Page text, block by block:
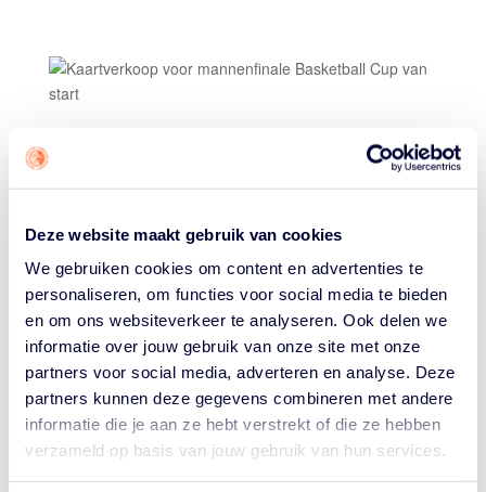
Deze website maakt gebruik van cookies
We gebruiken cookies om content en advertenties te
personaliseren, om functies voor social media te bieden
en om ons websiteverkeer te analyseren. Ook delen we
informatie over jouw gebruik van onze site met onze
partners voor social media, adverteren en analyse. Deze
partners kunnen deze gegevens combineren met andere
informatie die je aan ze hebt verstrekt of die ze hebben
verzameld op basis van jouw gebruik van hun services.
Basketball Cup bij de mannen is van start gegaan. Op
zondag 20 maart a.s. maken Donar Groningen en
seizoen 2021/2022 mag noemen. De finale wordt om
15.00 uur gespeeld in de MartiniPlaza in Groningen en
is live te zien bij de publieke omroep NOS.
De supporters van Donar en Heroes krijgen elk een
eigen deel van de tribunes toebedeeld. Zij kunnen via
de kanalen van hun eigen club kaarten te bestellen.
Voor de andere basketballiefhebbers is
deze link
beschikbaar om online aan entreebewijzen te komen.
Er zijn geen coronarestricties meer (negatieve test